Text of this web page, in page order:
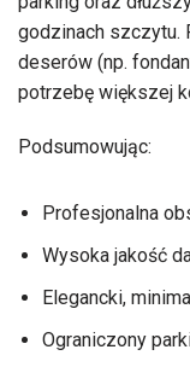
godzinach szczytu.
deserów (np.
potrzebę większej
Podsumowując:
Profesjonalna
Wysoka jakość
Elegancki,
Ograniczony